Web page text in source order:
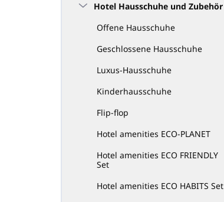
Hotel Hausschuhe und Zubehör
Offene Hausschuhe
Geschlossene Hausschuhe
Luxus-Hausschuhe
Kinderhausschuhe
Flip-flop
Hotel amenities ECO-PLANET
Hotel amenities ECO FRIENDLY
Set
Hotel amenities ECO HABITS Set